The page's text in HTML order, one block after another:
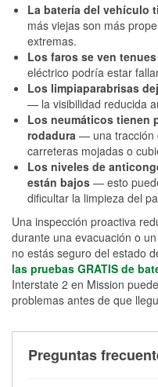
La batería del vehículo
más viejas son más
extremas.
Los faros se ven
eléctrico podría estar
Los limpiaparabrisas
— la visibilidad reducida
Los neumáticos tienen
rodadura — una tracción
carreteras mojadas o
Los niveles de
están bajos — esto
dificultar la limpieza del
Una inspección proactiva
durante una evacuación o
no estás seguro del estado
las pruebas GRATIS de
Interstate 2 en Mission
problemas antes de que
Preguntas